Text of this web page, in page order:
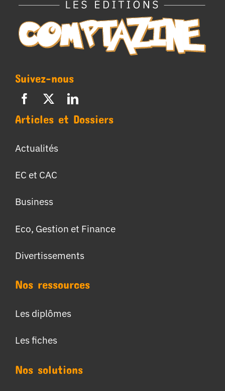
Suivez-nous
Articles et Dossiers
Actualités
EC et CAC
Business
Eco, Gestion et Finance
Divertissements
Nos ressources
Les diplômes
Les fiches
Nos solutions